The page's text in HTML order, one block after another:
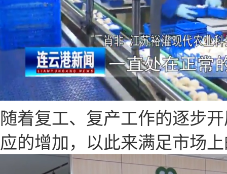
随着复工、复产工作的逐步
应的增加，以此来满足市场